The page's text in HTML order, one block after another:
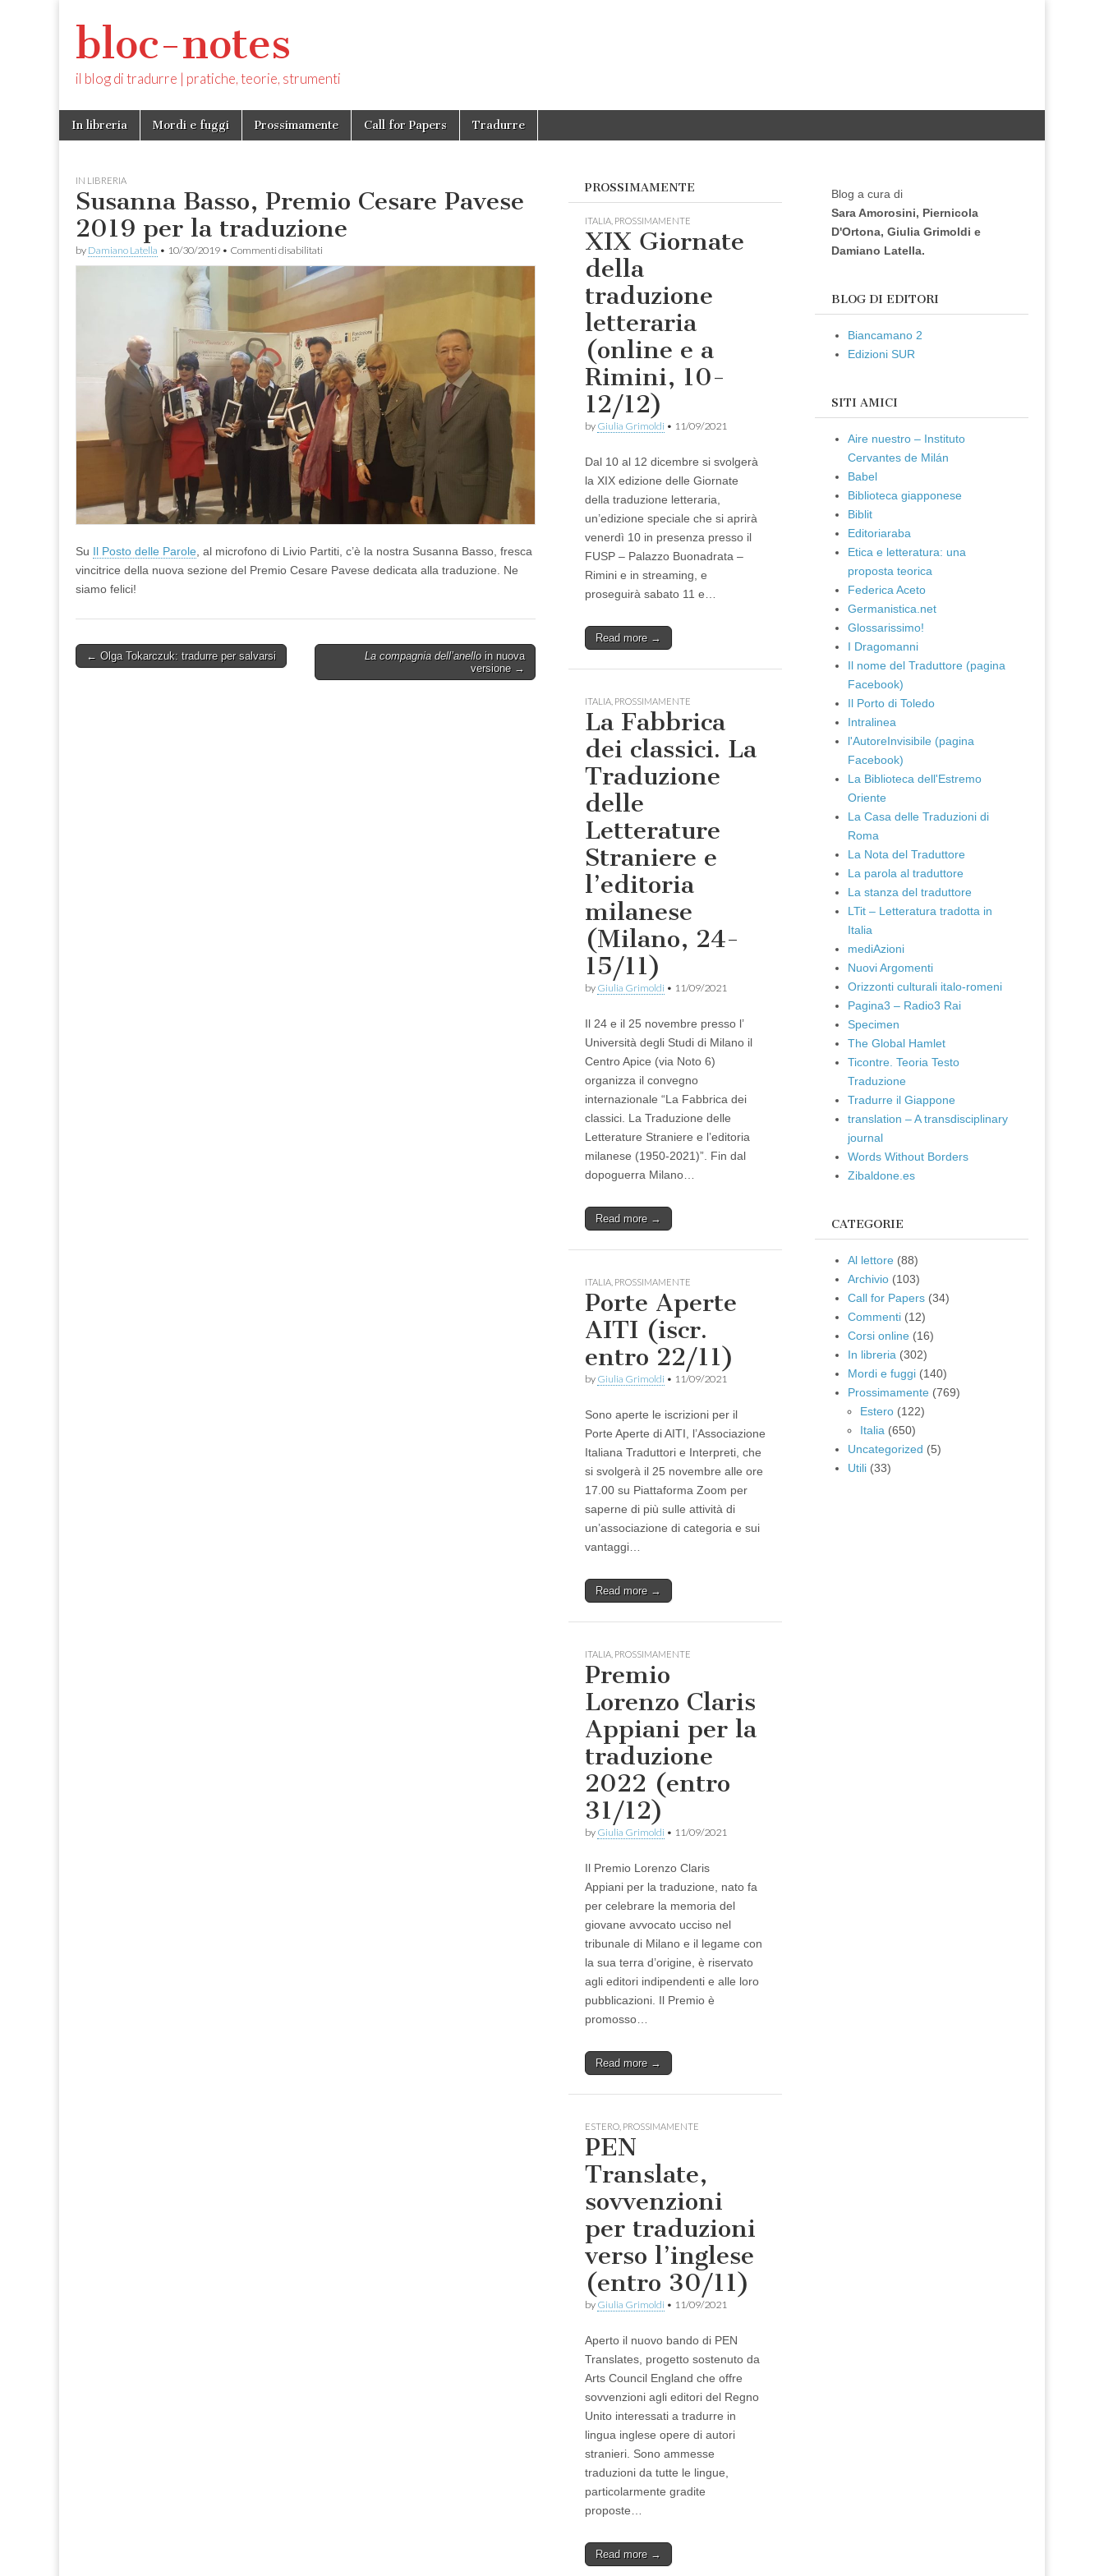
bloc-notes
il blog di tradurre | pratiche, teorie, strumenti
Main
menu
Skip
In libreria Mordi e fuggi Prossimamente Call for Papers Tradurre
IN LIBRERIA
Susanna Basso, Premio Cesare Pavese
2019 per la traduzione
by Damiano Latella • 10/30/2019 • Commenti disabilitati
Susanna
Basso,
Premio
Cesare
Pavese
2019
per
la
traduzione
Su Il Posto delle Parole , al microfono di Livio Partiti, c’è la nostra Susanna Basso, fresca
vincitrice della nuova sezione del Premio Cesare Pavese dedicata alla traduzione. Ne
siamo felici!
Post
← Olga Tokarczuk: tradurre per salvarsi La compagnia dell’anelloin nuova
versione →
PROSSIMAMENTE
ITALIA PROSSIMAMENTE
XIX Giornate
della
traduzione
letteraria
(online e a
Rimini, 10-
12/12)
by Giulia Grimoldi • 11/09/2021
Dal 10 al 12 dicembre si svolgerà
la XIX edizione delle Giornate
della traduzione letteraria,
un’edizione speciale che si aprirà
venerdì 10 in presenza presso il
FUSP – Palazzo Buonadrata –
Rimini e in streaming, e
proseguirà sabato 11 e…
Read more →
ITALIA PROSSIMAMENTE
La Fabbrica
dei classici. La
Traduzione
delle
Letterature
Straniere e
l’editoria
milanese
(Milano, 24-
15/11)
by Giulia Grimoldi • 11/09/2021
Il 24 e il 25 novembre presso l’
Università degli Studi di Milano il
Centro Apice (via Noto 6)
organizza il convegno
internazionale “La Fabbrica dei
classici. La Traduzione delle
Letterature Straniere e l’editoria
milanese (1950-2021)”. Fin dal
dopoguerra Milano…
Read more →
ITALIA PROSSIMAMENTE
Porte Aperte
AITI (iscr.
entro 22/11)
by Giulia Grimoldi • 11/09/2021
Sono aperte le iscrizioni per il
Porte Aperte di AITI, l’Associazione
Italiana Traduttori e Interpreti, che
si svolgerà il 25 novembre alle ore
17.00 su Piattaforma Zoom per
saperne di più sulle attività di
un’associazione di categoria e sui
vantaggi…
Read more →
ITALIA PROSSIMAMENTE
Premio
Lorenzo Claris
Appiani per la
traduzione
2022 (entro
31/12)
by Giulia Grimoldi • 11/09/2021
Il Premio Lorenzo Claris
Appiani per la traduzione, nato fa
per celebrare la memoria del
giovane avvocato ucciso nel
tribunale di Milano e il legame con
la sua terra d’origine, è riservato
agli editori indipendenti e alle loro
pubblicazioni. Il Premio è
promosso…
Read more →
ESTERO PROSSIMAMENTE
PEN
Translate,
sovvenzioni
per traduzioni
verso l’inglese
(entro 30/11)
by Giulia Grimoldi • 11/09/2021
Aperto il nuovo bando di PEN
Translates, progetto sostenuto da
Arts Council England che offre
sovvenzioni agli editori del Regno
Unito interessati a tradurre in
lingua inglese opere di autori
stranieri. Sono ammesse
traduzioni da tutte le lingue,
particolarmente gradite
proposte…
Read more →
Blog a cura di
Sara Amorosini, Piernicola
D'Ortona, Giulia Grimoldi e
Damiano Latella.
BLOG DI EDITORI
Biancamano 2
Edizioni SUR
SITI AMICI
Aire nuestro – Instituto
Cervantes de Milán
Babel
Biblioteca giapponese
Biblit
Editoriaraba
Etica e letteratura: una
proposta teorica
Federica Aceto
Germanistica.net
Glossarissimo!
I Dragomanni
Il nome del Traduttore (pagina
Facebook)
Il Porto di Toledo
Intralinea
l'AutoreInvisibile (pagina
Facebook)
La Biblioteca dell'Estremo
Oriente
La Casa delle Traduzioni di
Roma
La Nota del Traduttore
La parola al traduttore
La stanza del traduttore
LTit – Letteratura tradotta in
Italia
mediAzioni
Nuovi Argomenti
Orizzonti culturali italo-romeni
Pagina3 – Radio3 Rai
Specimen
The Global Hamlet
Ticontre. Teoria Testo
Traduzione
Tradurre il Giappone
translation – A transdisciplinary
journal
Words Without Borders
Zibaldone.es
CATEGORIE
Al lettore (88)
Archivio (103)
Call for Papers (34)
Commenti (12)
Corsi online (16)
In libreria (302)
Mordi e fuggi (140)
Prossimamente (769)
Estero (122)
Italia (650)
Uncategorized (5)
Utili (33)